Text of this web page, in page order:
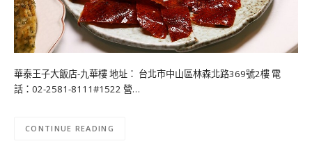
華泰王子大飯店-九華樓 地址： 台北市中山區林森北路369號2樓 電
話：02-2581-8111#1522 營…
CONTINUE READING